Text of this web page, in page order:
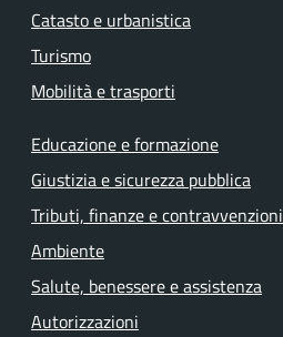
Catasto e urbanistica
Turismo
Mobilità e trasporti
Educazione e formazione
Giustizia e sicurezza pubblica
Tributi, finanze e contravvenzioni
Ambiente
Salute, benessere e assistenza
Autorizzazioni